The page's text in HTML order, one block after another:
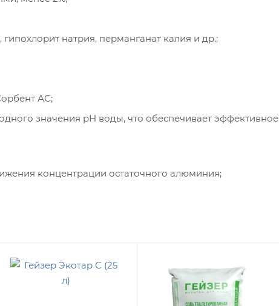
натрия, перманганат калия и др.;
АС;
значения рН воды, что обеспечивает эффективное
концентрации остаточного алюминия;